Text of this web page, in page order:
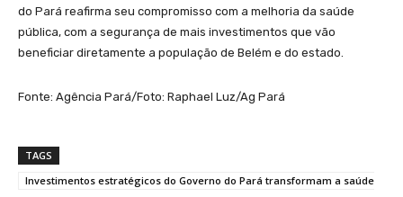
do Pará reafirma seu compromisso com a melhoria da saúde
pública, com a segurança de mais investimentos que vão
beneficiar diretamente a população de Belém e do estado.
Fonte: Agência Pará/Foto: Raphael Luz/Ag Pará
TAGS
Investimentos estratégicos do Governo do Pará transformam a saúde